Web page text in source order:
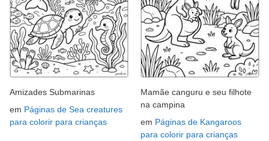
Amizades Submarinas
em Páginas de Sea creatures
para colorir para crianças
Mamãe canguru e seu filhote
na campina
em Páginas de Kangaroos
para colorir para crianças